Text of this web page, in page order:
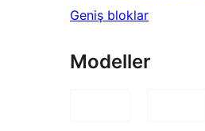
Geniş bloklar
Modeller